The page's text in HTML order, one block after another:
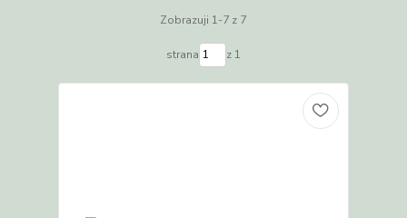
Zobrazuji 1-7 z 7
strana z 1